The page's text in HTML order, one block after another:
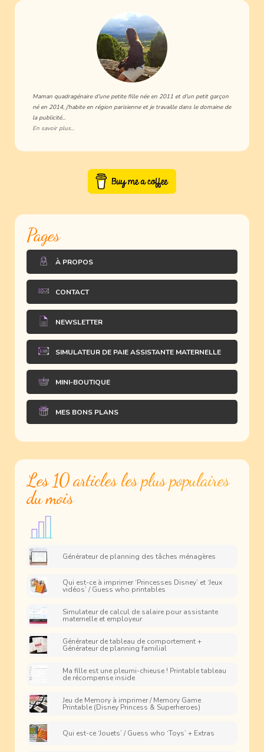
Maman quadragénaire d'une petite fille née en 2011 et d'un petit garçon
né en 2014, j'habite en région parisienne et je travaille dans le domaine de
la publicité...
En savoir plus...
Pages
À PROPOS
CONTACT
NEWSLETTER
SIMULATEUR DE PAIE ASSISTANTE MATERNELLE
MINI-BOUTIQUE
MES BONS PLANS
Les 10 articles les plus populaires
du mois
Générateur de planning des tâches ménagères
Qui est-ce à imprimer ‘Princesses Disney’ et ‘Jeux
vidéos’ / Guess who printables
Simulateur de calcul de salaire pour assistante
maternelle et employeur
Générateur de tableau de comportement +
Générateur de planning familial
Ma fille est une pleurni-chieuse ! Printable tableau
de récompense inside
Jeu de Memory à imprimer / Memory Game
Printable (Disney Princess & Superheroes)
Qui est-ce ‘Jouets’ / Guess who ‘Toys’ + Extras